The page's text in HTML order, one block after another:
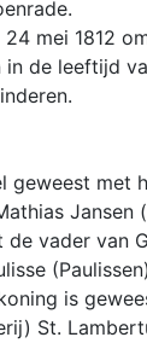
mei 1812
de leeftijd
geweest met
Jansen
de vader van
is
St.